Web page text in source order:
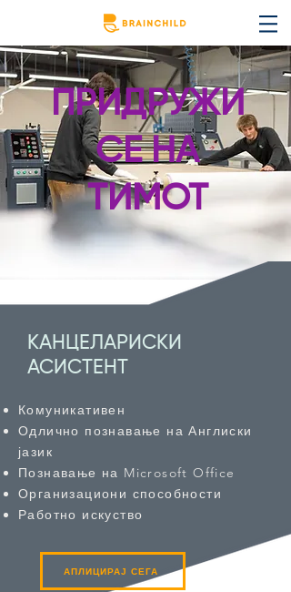
ПРИДРУЖИ
СЕ НА
ТИМОТ
КАНЦЕЛАРИСКИ
АСИСТЕНТ
Комуникативен
Одлично познавање на Англиски
јазик
Познавање на Microsoft Office
Организациони способности
Работно искуство
АПЛИЦИРАЈ СЕГА